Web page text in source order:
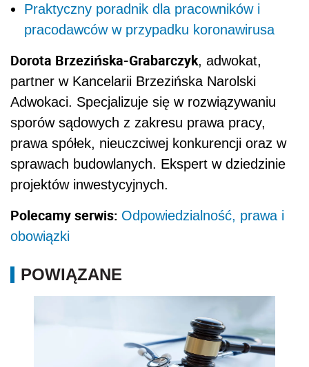
Praktyczny poradnik dla pracowników i
pracodawców w przypadku koronawirusa
Dorota Brzezińska-Grabarczyk, adwokat,
partner w Kancelarii Brzezińska Narolski
Adwokaci. Specjalizuje się w rozwiązywaniu
sporów sądowych z zakresu prawa pracy,
prawa spółek, nieuczciwej konkurencji oraz w
sprawach budowlanych. Ekspert w dziedzinie
projektów inwestycyjnych.
Polecamy serwis: Odpowiedzialność, prawa i
obowiązki
POWIĄZANE